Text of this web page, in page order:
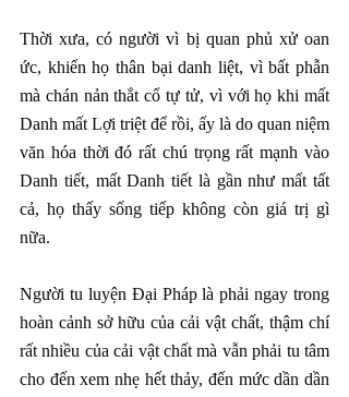
Thời xưa, có người vì bị quan phủ xử oan
ức, khiến họ thân bại danh liệt, vì bất phẫn
mà chán nản thắt cổ tự tử, vì với họ khi mất
Danh mất Lợi triệt để rồi, ấy là do quan niệm
văn hóa thời đó rất chú trọng rất mạnh vào
Danh tiết, mất Danh tiết là gần như mất tất
cả, họ thấy sống tiếp không còn giá trị gì
nữa.
Người tu luyện Đại Pháp là phải ngay trong
hoàn cảnh sở hữu của cải vật chất, thậm chí
rất nhiều của cải vật chất mà vẫn phải tu tâm
cho đến xem nhẹ hết thảy, đến mức dần dần